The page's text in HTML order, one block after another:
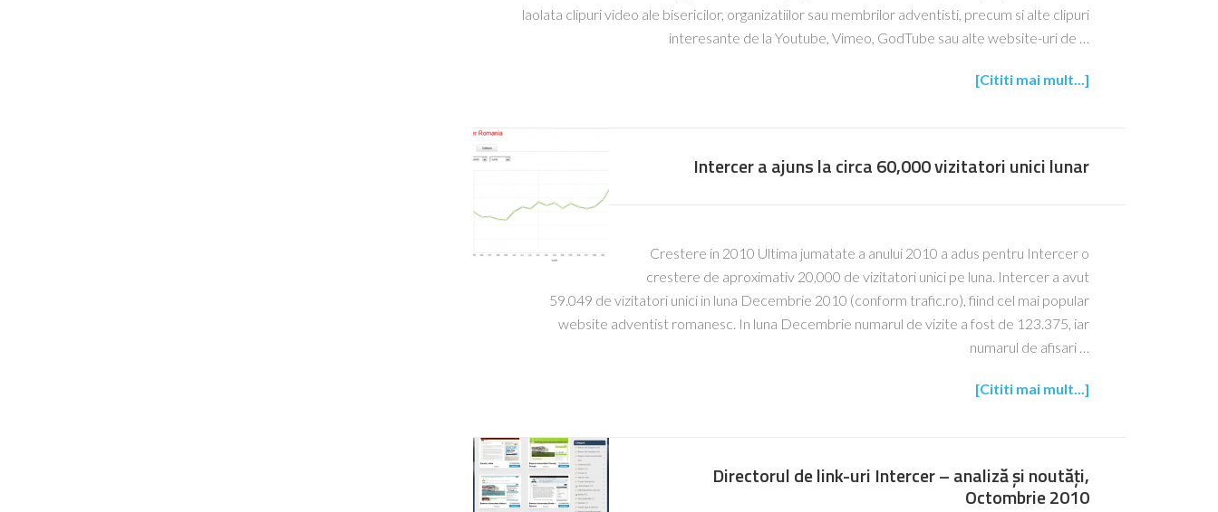
laolata clipuri video ale bisericilor, organizatiilor sau membrilor adventisti, precum si alte clipuri
interesante de la Youtube, Vimeo, GodTube sau alte website-uri de …
[Cititi mai mult...]
Intercer a ajuns la circa 60,000 vizitatori unici lunar
Crestere in 2010 Ultima jumatate a anului 2010 a adus pentru Intercer o
crestere de aproximativ 20,000 de vizitatori unici pe luna. Intercer a avut
59.049 de vizitatori unici in luna Decembrie 2010 (conform trafic.ro), fiind cel mai popular
website adventist romanesc. In luna Decembrie numarul de vizite a fost de 123.375, iar
numarul de afisari …
[Cititi mai mult...]
Directorul de link-uri Intercer – analiză și noutăți,
Octombrie 2010